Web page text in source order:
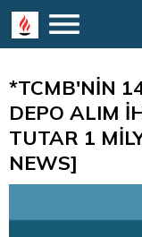
*TCMB'NİN
DEPO ALIM
TUTAR 1
NEWS]